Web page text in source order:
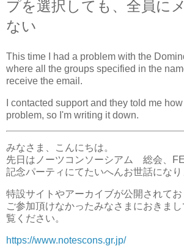
プを選択しても、全員に
ない
This time I had a problem with the
where all the groups specified in the
receive the email.
I contacted support and they told me
problem, so I'm writing it down.
みなさま、こんにちは。
先日はノーツコンソーシアム 総会、
記念パーティにてたいへんお世話になり
特設サイトやアーカイブが公開されて
ご参加頂けなかったみなさまにおきま
覧ください。
https://www.notescons.gr.jp/